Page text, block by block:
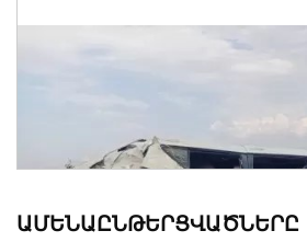
ԱՄԵՆԱԸՆԹԵՐՑՎԱԾՆԵՐԸ